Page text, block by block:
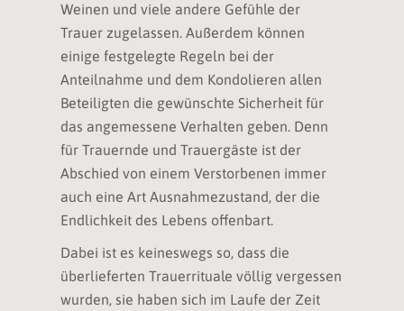
Weinen und viele andere Gefühle der
Trauer zugelassen. Außerdem können
einige festgelegte Regeln bei der
Anteilnahme und dem Kondolieren allen
Beteiligten die gewünschte Sicherheit für
das angemessene Verhalten geben. Denn
für Trauernde und Trauergäste ist der
Abschied von einem Verstorbenen immer
auch eine Art Ausnahmezustand, der die
Endlichkeit des Lebens offenbart.
Dabei ist es keineswegs so, dass die
überlieferten Trauerrituale völlig vergessen
wurden, sie haben sich im Laufe der Zeit